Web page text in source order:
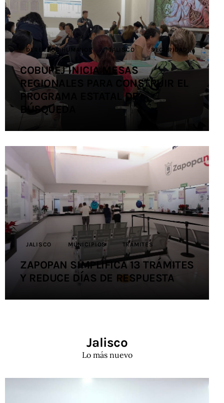
Contacto
DERECHOS HUMANOS JALISCO SEGURIDAD
COBUPEJ INICIA MESAS
REGIONALES PARA CONSTRUIR EL
PROGRAMA ESTATAL DE
BÚSQUEDA
JALISCO MUNICIPIOS TRÁMITES
ZAPOPAN SIMPLIFICA 13 TRÁMITES
Y REDUCE DÍAS DE RESPUESTA
Jalisco
Lo más nuevo